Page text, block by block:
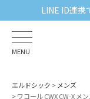
LINE ID連携
MENU
エルドシック
メンズ
ワコール CWX CW-X メ